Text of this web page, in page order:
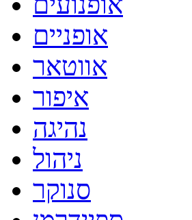
אופניים
אווטאר
איפור
נהיגה
ניהול
סנוקר